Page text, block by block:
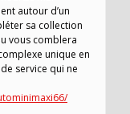
autour d’un
sa collection
vous comblera
unique en
service qui ne